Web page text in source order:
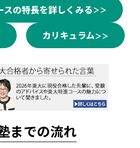
スの特長を詳しくみる
カリキュラム
までの流れ